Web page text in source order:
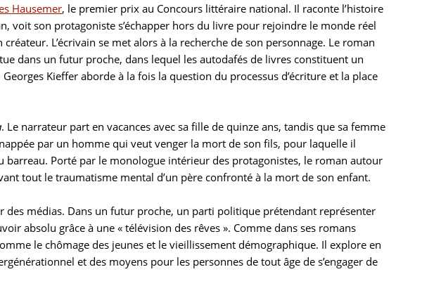
Hausemer, le premier prix au Concours littéraire national. Il raconte l’histoire
voit son protagoniste s’échapper hors du livre pour rejoindre le monde réel
L’écrivain se met alors à la recherche de son personnage. Le roman
dans un futur proche, dans lequel les autodafés de livres constituent un
Kieffer aborde à la fois la question du processus d’écriture et la place
. Le narrateur part en vacances avec sa fille de quinze ans, tandis que sa femme
par un homme qui veut venger la mort de son fils, pour laquelle il
barreau. Porté par le monologue intérieur des protagonistes, le roman autour
tout le traumatisme mental d’un père confronté à la mort de son enfant.
des médias. Dans un futur proche, un parti politique prétendant représenter
absolu grâce à une « télévision des rêves ». Comme dans ses romans
le chômage des jeunes et le vieillissement démographique. Il explore en
et des moyens pour les personnes de tout âge de s’engager de